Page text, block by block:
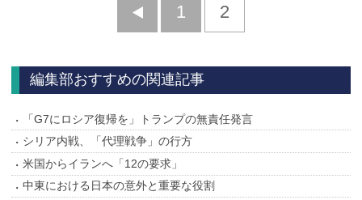
前
1 2
編集部おすすめの関連記事
「G7にロシア復帰を」トランプの無責任発言
シリア内戦、「代理戦争」の行方
米国からイランへ「12の要求」
中東における日本の意外と重要な役割